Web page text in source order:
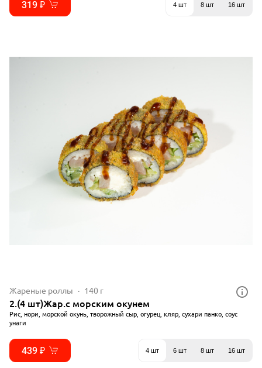
319 ₽ 4 шт 8 шт 16 шт
Жареные роллы 140 г
2.(4 шт)Жар.с морским окунем
Рис, нори, морской окунь, творожный сыр, огурец, кляр, сухари панко, соус
унаги
439 ₽ 4 шт 6 шт 8 шт 16 шт